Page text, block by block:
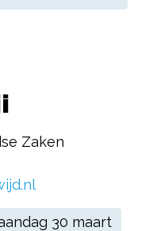
Zaken
30 maart